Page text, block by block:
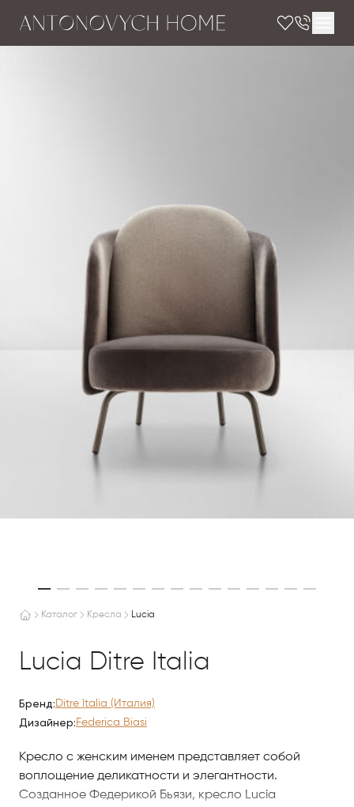
Каталог Кресла Lucia
Lucia Ditre Italia
Бренд: Ditre Italia (Италия)
Дизайнер: Federica Biasi
Кресло с женским именем представляет собой
воплощение деликатности и элегантности.
Созданное Федерикой Бьязи, кресло Lucia